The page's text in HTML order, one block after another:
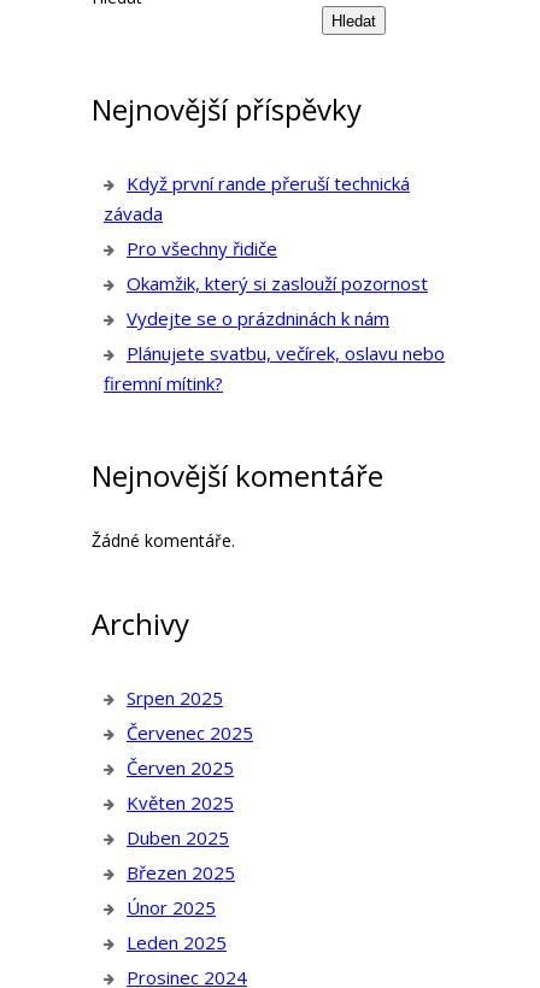
Hledat
Nejnovější příspěvky
Když první rande přeruší technická
závada
Pro všechny řidiče
Okamžik, který si zaslouží pozornost
Vydejte se o prázdninách k nám
Plánujete svatbu, večírek, oslavu nebo
firemní mítink?
Nejnovější komentáře
Žádné komentáře.
Archivy
Srpen 2025
Červenec 2025
Červen 2025
Květen 2025
Duben 2025
Březen 2025
Únor 2025
Leden 2025
Prosinec 2024